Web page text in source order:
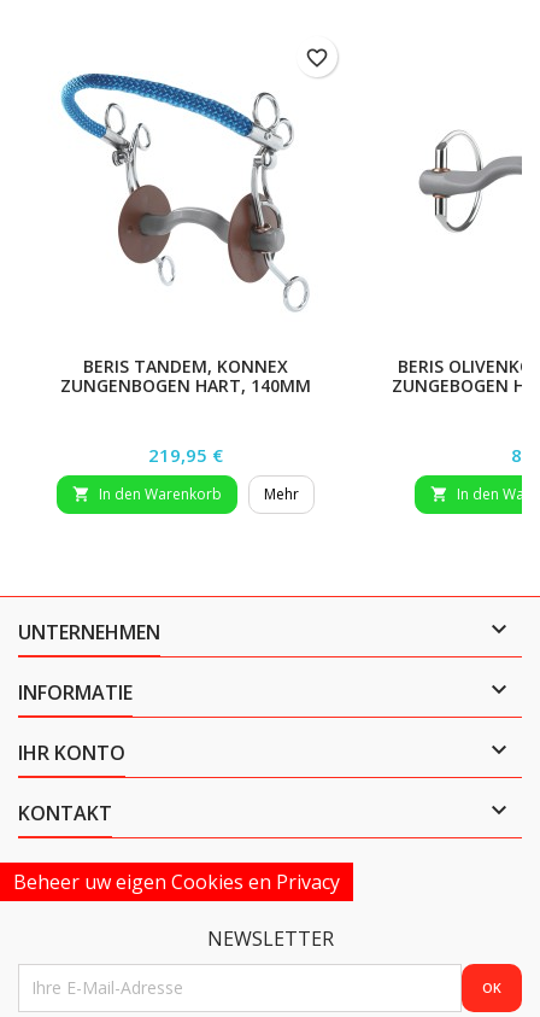
BERIS TANDEM, KONNEX
ZUNGENBOGEN HART, 140MM
Preis
219,95 €
 In den Warenkorb Mehr
favorite_border
BERIS
ZUNGEBOGEN
 In den
UNTERNEHMEN 
INFORMATIE 
IHR KONTO 
KONTAKT 
Beheer uw eigen Cookies en Privacy
NEWSLETTER